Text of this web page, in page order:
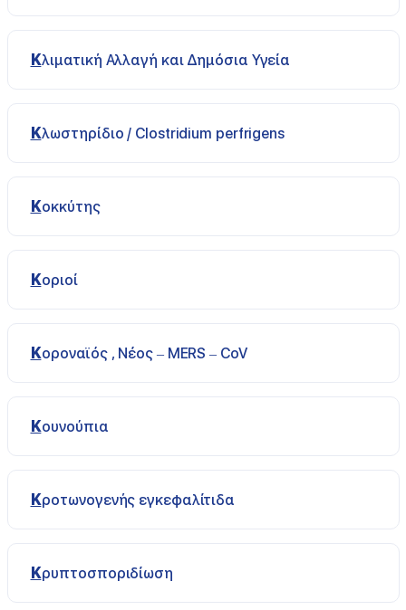
Κλιματική Αλλαγή και Δημόσια Υγεία
Κλωστηρίδιο / Clostridium perfrigens
Κοκκύτης
Κοριοί
Κοροναϊός , Νέος – MERS – CoV
Κουνούπια
Κροτωνογενής εγκεφαλίτιδα
Κρυπτοσποριδίωση